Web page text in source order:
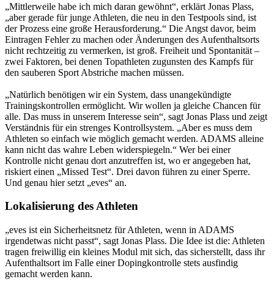
„Mittlerweile habe ich mich daran gewöhnt“, erklärt Jonas Plass,
„aber gerade für junge Athleten, die neu in den Testpools sind, ist
der Prozess eine große Herausforderung.“ Die Angst davor, beim
Eintragen Fehler zu machen oder Änderungen des Aufenthaltsorts
nicht rechtzeitig zu vermerken, ist groß. Freiheit und Spontanität –
zwei Faktoren, bei denen Topathleten zugunsten des Kampfs für
den sauberen Sport Abstriche machen müssen.
„Natürlich benötigen wir ein System, dass unangekündigte
Trainingskontrollen ermöglicht. Wir wollen ja gleiche Chancen für
alle. Das muss in unserem Interesse sein“, sagt Jonas Plass und zeigt
Verständnis für ein strenges Kontrollsystem. „Aber es muss dem
Athleten so einfach wie möglich gemacht werden. ADAMS alleine
kann nicht das wahre Leben widerspiegeln.“ Wer bei einer
Kontrolle nicht genau dort anzutreffen ist, wo er angegeben hat,
riskiert einen „Missed Test“. Drei davon führen zu einer Sperre.
Und genau hier setzt „eves“ an.
Lokalisierung des Athleten
„eves ist ein Sicherheitsnetz für Athleten, wenn in ADAMS
irgendetwas nicht passt“, sagt Jonas Plass. Die Idee ist die: Athleten
tragen freiwillig ein kleines Modul mit sich, das sicherstellt, dass ihr
Aufenthaltsort im Falle einer Dopingkontrolle stets ausfindig
gemacht werden kann.